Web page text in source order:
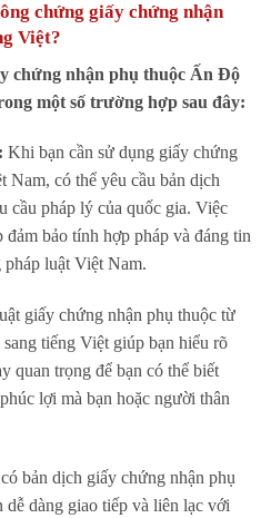
chứng giấy chứng nhận
Việt?
chứng nhận phụ thuộc Ấn Độ
một số trường hợp sau đây:
Khi bạn cần sử dụng giấy chứng
có thể yêu cầu bản dịch
cầu pháp lý của quốc gia. Việc
bảo tính hợp pháp và đáng tin
pháp luật Việt Nam.
giấy chứng nhận phụ thuộc từ
tiếng Việt giúp bạn hiểu rõ
quan trọng để bạn có thể biết
lợi mà bạn hoặc người thân
bản dịch giấy chứng nhận phụ
dàng giao tiếp và liên lạc với